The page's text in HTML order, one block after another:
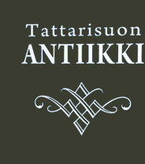
Tattarisuon Antiikki